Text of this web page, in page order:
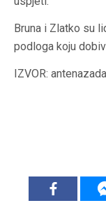
Bruna i Zlatko su
podloga koju
IZVOR: